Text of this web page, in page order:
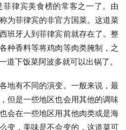
律宾美食榜的常客之一了。由
为菲律宾的非官方国菜。这道菜
班牙人到菲律宾前就存在了。整
种香料等将鸡肉等肉类腌制，之
道下饭菜阿波多就可以出锅了。
地有不同的演变。一般来说，最
但是一些地区也会用其他的调味
会在一些地区用其他肉类或是海
变，美味是不会变的，这道菜可